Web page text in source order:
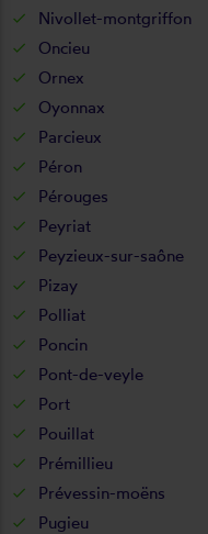
Nivollet-montgriffon
Oncieu
Ornex
Oyonnax
Parcieux
Péron
Pérouges
Peyriat
Peyzieux-sur-saône
Pizay
Polliat
Poncin
Pont-de-veyle
Port
Pouillat
Prémillieu
Prévessin-moëns
Pugieu